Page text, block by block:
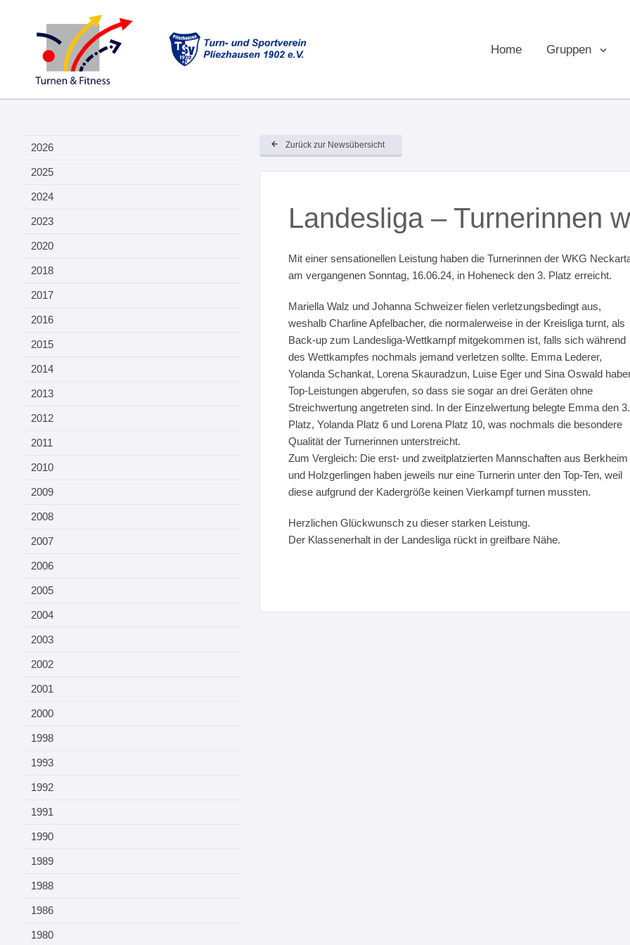
Home Gruppen
2026
2025
2024
2023
2020
2018
2017
2016
2015
2014
2013
2012
2011
2010
2009
2008
2007
2006
2005
2004
2003
2002
2001
2000
1998
1993
1992
1991
1990
1989
1988
1986
1980
Zurück zur Newsübersicht
Landesliga – Turnerinnen
Mit einer sensationellen Leistung haben die Turnerinnen der WKG
am vergangenen Sonntag, 16.06.24, in Hoheneck den 3. Platz erreicht.
Mariella Walz und Johanna Schweizer fielen verletzungsbedingt aus,
weshalb Charline Apfelbacher, die normalerweise in der Kreisliga turnt, als
Back-up zum Landesliga-Wettkampf mitgekommen ist, falls sich während
des Wettkampfes nochmals jemand verletzen sollte. Emma Lederer,
Yolanda Schankat, Lorena Skauradzun, Luise Eger und Sina Oswald
Top-Leistungen abgerufen, so dass sie sogar an drei Geräten ohne
Streichwertung angetreten sind. In der Einzelwertung belegte Emma den 3.
Platz, Yolanda Platz 6 und Lorena Platz 10, was nochmals die besondere
Qualität der Turnerinnen unterstreicht.
Zum Vergleich: Die erst- und zweitplatzierten Mannschaften aus Berkheim
und Holzgerlingen haben jeweils nur eine Turnerin unter den Top-Ten, weil
diese aufgrund der Kadergröße keinen Vierkampf turnen mussten.
Herzlichen Glückwunsch zu dieser starken Leistung.
Der Klassenerhalt in der Landesliga rückt in greifbare Nähe.